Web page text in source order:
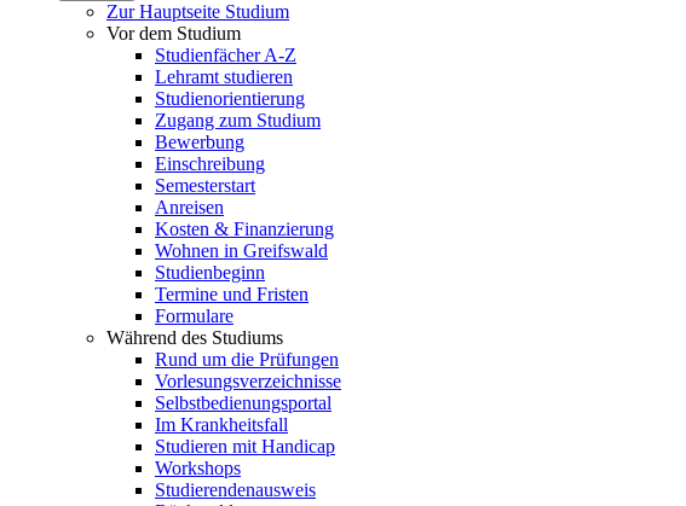
Zur Hauptseite Studium
Vor dem Studium
Studienfächer A-Z
Lehramt studieren
Studienorientierung
Zugang zum Studium
Bewerbung
Einschreibung
Semesterstart
Anreisen
Kosten & Finanzierung
Wohnen in Greifswald
Studienbeginn
Termine und Fristen
Formulare
Während des Studiums
Rund um die Prüfungen
Vorlesungsverzeichnisse
Selbstbedienungsportal
Im Krankheitsfall
Studieren mit Handicap
Workshops
Studierendenausweis